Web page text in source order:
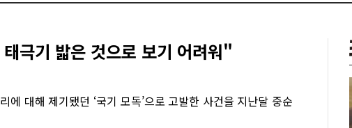
극기 밟은 것으로 보기 어려워"
대해 제기됐던 ‘국기 모독’으로 고발한 사건을 지난달 중순